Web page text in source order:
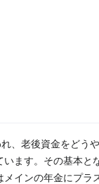
、老後資金をどう
います。その基本と
インの年金にプラ